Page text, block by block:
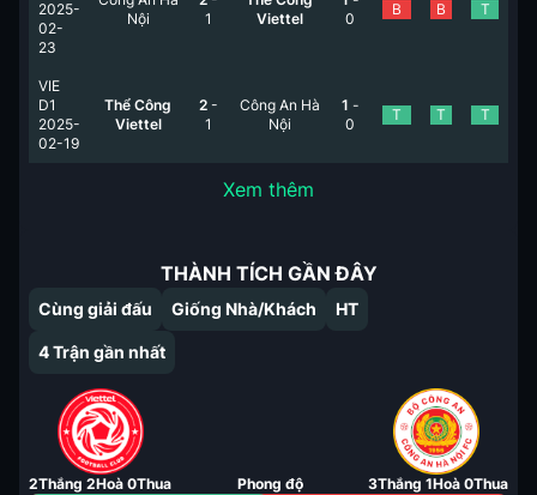
2025-
02-
23
Nội
1
Viettel
0
B B T
VIE
D1
2025-
02-19
Thể Công
Viettel
2 -
1
Công An Hà
Nội
1 -
0
T T T
Xem thêm
THÀNH TÍCH GẦN ĐÂY
Cùng giải đấu Giống Nhà/Khách HT
4Trận gần nhất
2Thắng 2Hoà 0Thua Phong độ 3Thắng 1Hoà 0Thua